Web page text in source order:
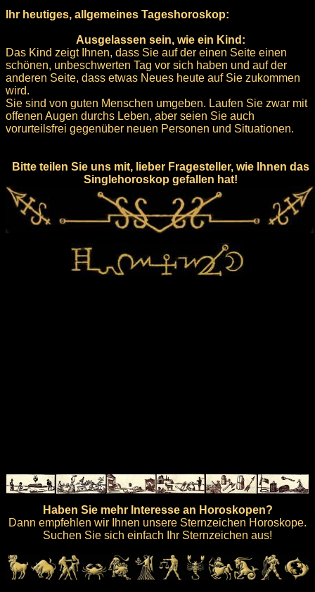
Ihr heutiges, allgemeines Tageshoroskop:
Ausgelassen sein, wie ein Kind:
Das Kind zeigt Ihnen, dass Sie auf der einen Seite einen
schönen, unbeschwerten Tag vor sich haben und auf der
anderen Seite, dass etwas Neues heute auf Sie zukommen
wird.
Sie sind von guten Menschen umgeben. Laufen Sie zwar mit
offenen Augen durchs Leben, aber seien Sie auch
vorurteilsfrei gegenüber neuen Personen und Situationen.
Bitte teilen Sie uns mit, lieber Fragesteller, wie Ihnen das
Singlehoroskop gefallen hat!
Haben Sie mehr Interesse an Horoskopen?
Dann empfehlen wir Ihnen unsere Sternzeichen Horoskope.
Suchen Sie sich einfach Ihr Sternzeichen aus!